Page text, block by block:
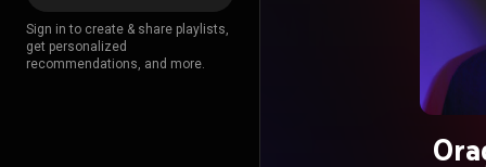
Sign in to create & share playlists,
get personalized
recommendations, and more.